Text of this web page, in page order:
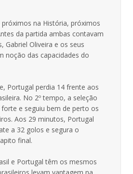
próximos na História, próximos
da partida ambas contavam
Gabriel Oliveira e os seus
noção das capacidades do
Portugal perdia 14 frente aos
No 2º tempo, a seleção
e seguiu bem de perto os
Aos 29 minutos, Portugal
a 32 golos e segura o
final.
e Portugal têm os mesmos